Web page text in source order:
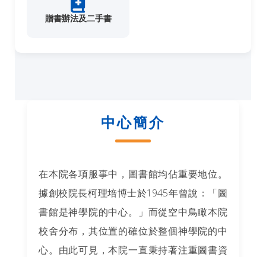
贈書辦法及二手書
中心簡介
在本院各項服事中，圖書館均佔重要地位。
據創校院長柯理培博士於1945年曾說：「圖
書館是神學院的中心。」而從空中鳥瞰本院
校舍分布，其位置的確位於整個神學院的中
心。由此可見，本院一直秉持著注重圖書資